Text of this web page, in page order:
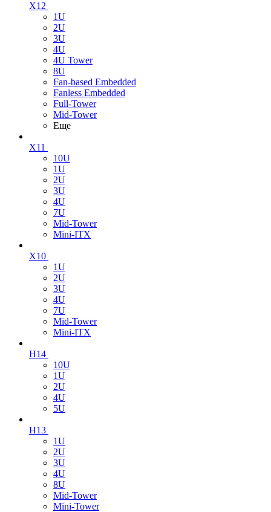
X12
1U
2U
3U
4U
4U Tower
8U
Fan-based Embedded
Fanless Embedded
Full-Tower
Mid-Tower
Еще
X11
10U
1U
2U
3U
4U
7U
Mid-Tower
Mini-ITX
X10
1U
2U
3U
4U
7U
Mid-Tower
Mini-ITX
H14
10U
1U
2U
4U
5U
H13
1U
2U
3U
4U
8U
Mid-Tower
Mini-Tower